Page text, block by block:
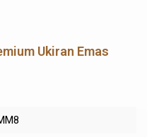
Ukiran Emas